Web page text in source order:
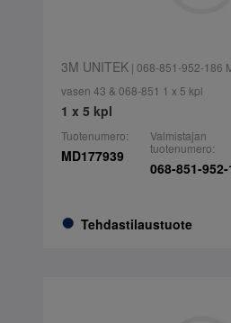
3M UNITEK| 068-851-952-186
vasen 43 & 068-851 1 x 5 kpl
1 x 5 kpl
Tuotenumero:
MD177939
Tehdastilaustuote
Valmistajan
tuotenumero:
068-851-